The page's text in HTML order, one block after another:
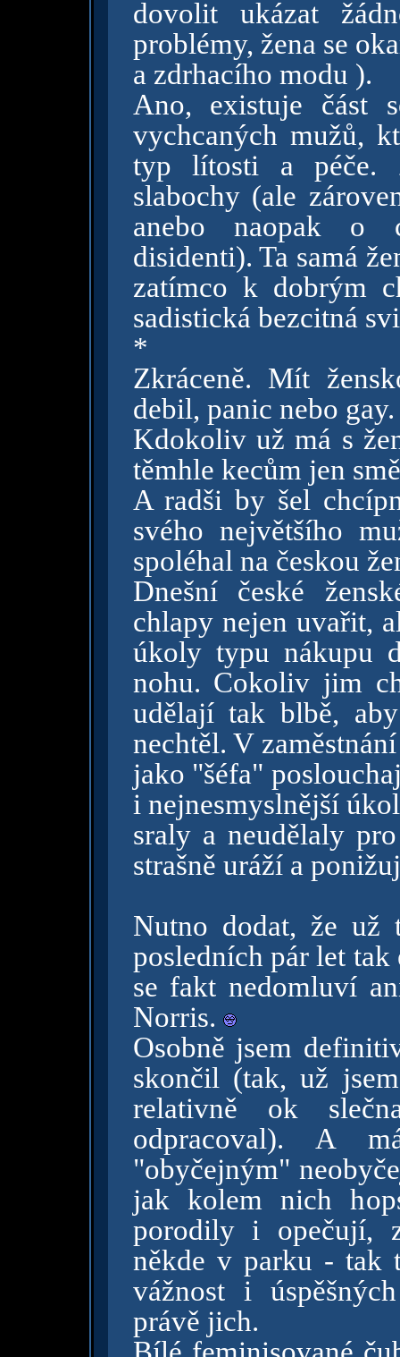
dovolit ukázat
problémy, žena se
a zdrhacího modu ).
Ano, existuje část
vychcaných mužů,
typ lítosti a péče.
slabochy (ale
anebo naopak o
disidenti). Ta samá
zatímco k dobrým
sadistická bezcitná
*
Zkráceně. Mít
debil, panic nebo
Kdokoliv už má s
těmhle kecům jen
A radši by šel
svého největšího
spoléhal na českou
Dnešní české
chlapy nejen uvařit,
úkoly typu nákupu
nohu. Cokoliv jim
udělají tak blbě,
nechtěl. V
jako "šéfa"
i nejnesmyslnější
sraly a neudělaly
strašně uráží a
Nutno dodat, že už
posledních pár let
se fakt nedomluví
Norris.
Osobně jsem
skončil (tak, už
relativně ok
odpracoval). A
"obyčejným"
jak kolem nich
porodily i opečují,
někde v parku - tak
vážnost i
právě jich.